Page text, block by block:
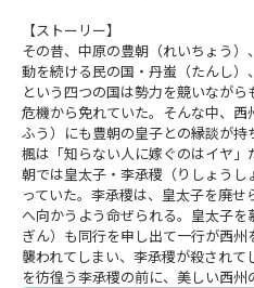
【ストーリー】
その昔、中原の豊朝（れいちょう
動を続ける民の国・丹蚩（たんし）
という四つの国は勢力を競いなが
危機から免れていた。そんな中、
ふう）にも豊朝の皇子との縁談が
楓は「知らない人に嫁ぐのはイヤ
朝では皇太子・李承稷（りしょう
っていた。李承稷は、皇太子を廃
へ向かうよう命ぜられる。皇太子
ぎん）も同行を申し出て一行が西
襲われてしまい、李承稷が殺され
を彷徨う李承稷の前に、美しい西州